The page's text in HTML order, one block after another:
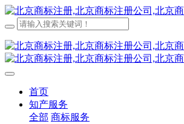
首页
知产服务
全部 商标服务